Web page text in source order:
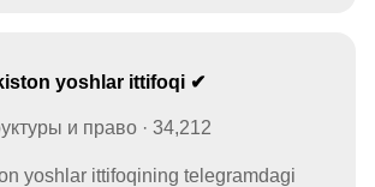
yoshlar ittifoqi ✔
и право · 34,212
yoshlar ittifoqining telegramdagi